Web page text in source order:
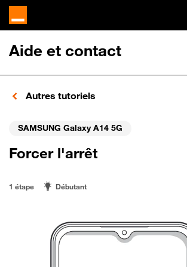
Aide et contact
Autres tutoriels
SAMSUNG Galaxy A14 5G
Forcer l'arrêt
1 étape Débutant